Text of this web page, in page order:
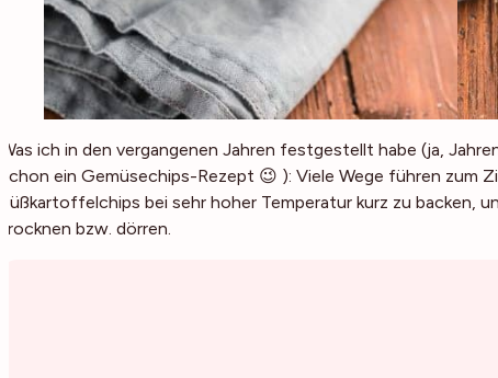
Was ich in den vergangenen Jahren festgestellt habe (ja,
schon ein Gemüsechips-Rezept 😉 ): Viele Wege führen zum
Süßkartoffelchips bei sehr hoher Temperatur kurz zu backen,
trocknen bzw. dörren.